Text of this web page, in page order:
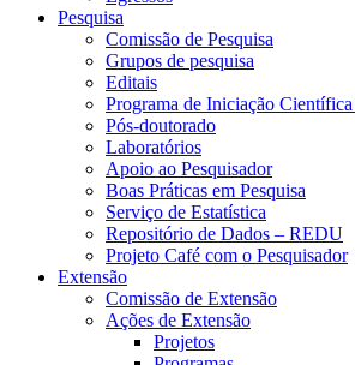
Pesquisa
Comissão de Pesquisa
Grupos de pesquisa
Editais
Programa de Iniciação
Pós-doutorado
Laboratórios
Apoio ao Pesquisador
Boas Práticas em Pesquisa
Serviço de Estatística
Repositório de Dados – REDU
Projeto Café com o Pesquisador
Extensão
Comissão de Extensão
Ações de Extensão
Projetos